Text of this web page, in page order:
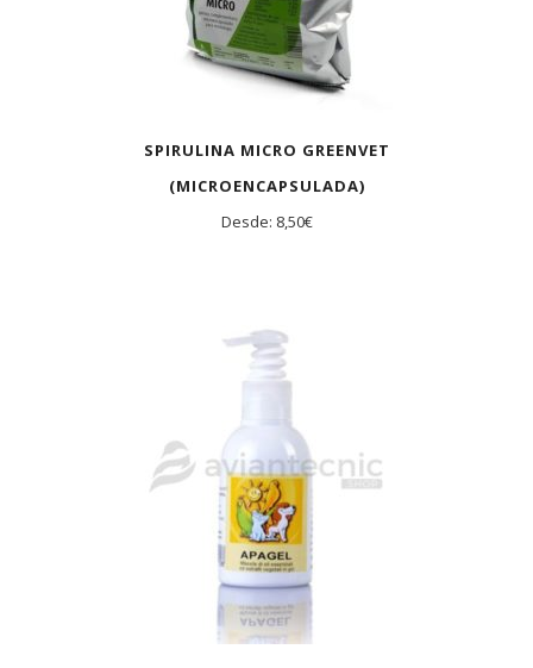
SPIRULINA MICRO GREENVET
(MICROENCAPSULADA)
Desde: 8,50€